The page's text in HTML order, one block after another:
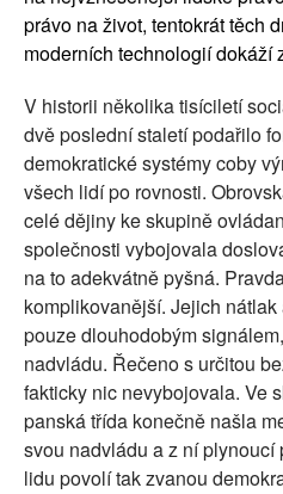
právo na život, tentokrát těch
moderních technologií dokáží
V historii několika tisíciletí
dvě poslední staletí podařilo
demokratické systémy coby
všech lidí po rovnosti.
celé dějiny ke skupině
společnosti vybojovala
na to adekvátně pyšná.
komplikovanější. Jejich
pouze dlouhodobým
nadvládu. Řečeno s určitou
fakticky nic nevybojovala. Ve
panská třída konečně našla
svou nadvládu a z ní
lidu povolí tak zvanou